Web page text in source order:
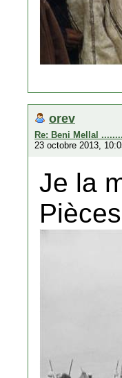
orev
Re: Beni Mellal
23 octobre 2013,
Je la